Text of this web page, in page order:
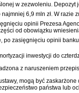
w zezwoleniu.
6,9 mln zł. W
opinii Prezesa
od obowiązku
po zasięgnięciu opinii banku.
inwestycji do
z naruszeniem
mogą być
państwa lub